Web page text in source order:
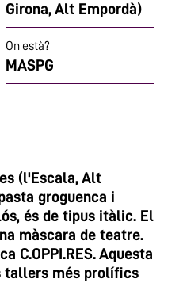
Girona, Alt Empordà)
On està?
MASPG
(l'Escala, Alt
groguenca i
és de tipus itàlic. El
màscara de teatre.
C.OPPI.RES. Aquesta
tallers més prolífics